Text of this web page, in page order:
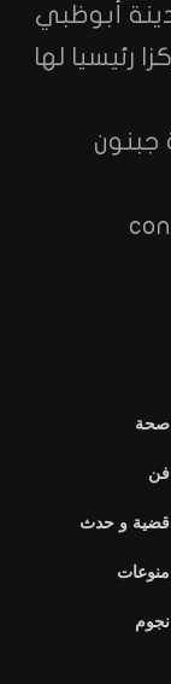
أبوظبي
رئيسيا لها
جبنون
صحة
فن
قضية و حدث
منوعات
نجوم